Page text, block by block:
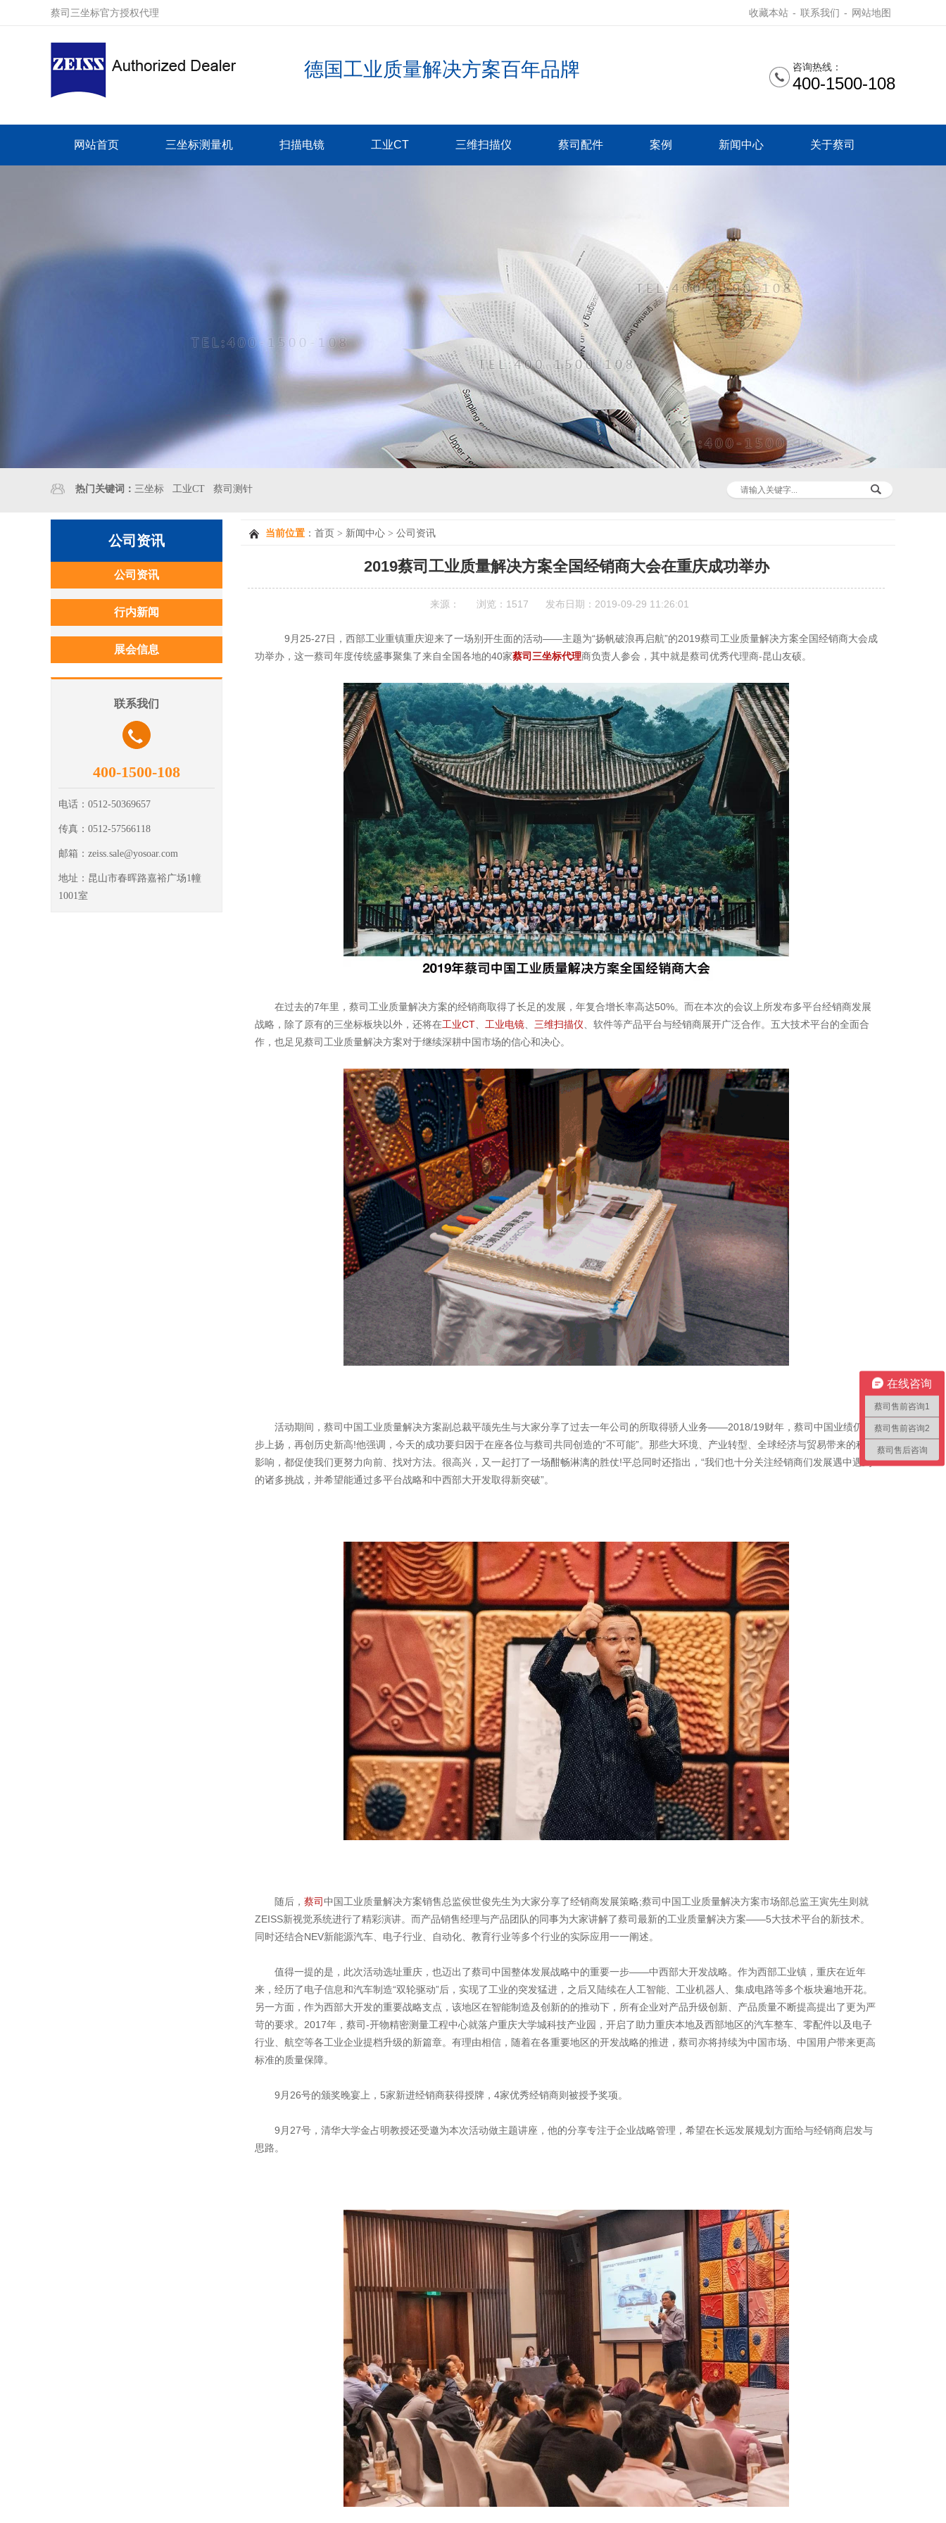
收藏本站 - 联系我们 - 网站地图
蔡司三坐标官方授权代理
咨询热线：
400-1500-108
德国工业质量解决方案百年品牌
网站首页 三坐标测量机 扫描电镜 工业CT 三维扫描仪 蔡司配件 案例 新闻中心 关于蔡司
热门关键词： 三坐标 工业CT 蔡司测针
公司资讯
公司资讯
行内新闻
展会信息
联系我们
400-1500-108
电话： 0512-50369657
传真： 0512-57566118
邮箱： zeiss.sale@yosoar.com
地址： 昆山市春晖路嘉裕广场1幢
1001室
当前位置 ： 首页 > 新闻中心 > 公司资讯
2019蔡司工业质量解决方案全国经销商大会在重庆成功举办
来源： 浏览： 1517 发布日期：2019-09-29 11:26:01
9月25-27日，西部工业重镇重庆迎来了一场别开生面的活动——主题为“扬帆破浪再启航”的2019蔡司工业质量解决方案全国经销商大会成
功举办，这一蔡司年度传统盛事聚集了来自全国各地的40家蔡司三坐标代理商负责人参会，其中就是蔡司优秀代理商-昆山友硕。
在过去的7年里，蔡司工业质量解决方案的经销商取得了长足的发展，年复合增长率高达50%。而在本次的会议上所发布多平台经销商发展
战略，除了原有的三坐标板块以外，还将在工业CT 工业电镜 三维扫描仪 、软件等产品平台与经销商展开广泛合作。五大技术平台的全面合
作，也足见蔡司工业质量解决方案对于继续深耕中国市场的信心和决心。
活动期间，蔡司中国工业质量解决方案副总裁平颉先生与大家分享了过去一年公司的所取得骄人业务——2018/19财年，蔡司中国业绩仍稳
步上扬，再创历史新高!他强调，今天的成功要归因于在座各位与蔡司共同创造的“不可能”。那些大环境、产业转型、全球经济与贸易带来的种种
影响，都促使我们更努力向前、找对方法。很高兴，又一起打了一场酣畅淋漓的胜仗!平总同时还指出，“我们也十分关注经销商们发展遇中遇到
的诸多挑战，并希望能通过多平台战略和中西部大开发取得新突破”。
随后， 蔡司中国工业质量解决方案销售总监侯世俊先生为大家分享了经销商发展策略;蔡司中国工业质量解决方案市场部总监王寅先生则就
ZEISS新视觉系统进行了精彩演讲。而产品销售经理与产品团队的同事为大家讲解了蔡司最新的工业质量解决方案——5大技术平台的新技术。
同时还结合NEV新能源汽车、电子行业、自动化、教育行业等多个行业的实际应用一一阐述。
值得一提的是，此次活动选址重庆，也迈出了蔡司中国整体发展战略中的重要一步——中西部大开发战略。作为西部工业镇，重庆在近年
来，经历了电子信息和汽车制造“双轮驱动”后，实现了工业的突发猛进，之后又陆续在人工智能、工业机器人、集成电路等多个板块遍地开花。
另一方面，作为西部大开发的重要战略支点，该地区在智能制造及创新的的推动下，所有企业对产品升级创新、产品质量不断提高提出了更为严
苛的要求。2017年，蔡司-开物精密测量工程中心就落户重庆大学城科技产业园，开启了助力重庆本地及西部地区的汽车整车、零配件以及电子
行业、航空等各工业企业提档升级的新篇章。有理由相信，随着在各重要地区的开发战略的推进，蔡司亦将持续为中国市场、中国用户带来更高
标准的质量保障。
9月26号的颁奖晚宴上，5家新进经销商获得授牌，4家优秀经销商则被授予奖项。
9月27号，清华大学金占明教授还受邀为本次活动做主题讲座，他的分享专注于企业战略管理，希望在长远发展规划方面给与经销商启发与
思路。
在线咨询
蔡司售前咨询1
蔡司售前咨询2
蔡司售后咨询